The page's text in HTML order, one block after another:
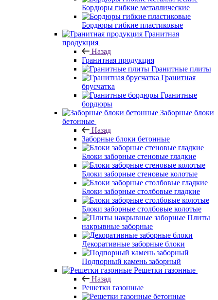
Бордюры гибкие металлические
Бордюры гибкие пластиковые
Гранитная
продукция
Назад
Гранитная продукция
Гранитные плиты
Гранитная
брусчатка
Гранитные
бордюры
Заборные блоки
бетонные
Назад
Заборные блоки бетонные
Блоки заборные стеновые гладкие
Блоки заборные стеновые колотые
Блоки заборные столбовые гладкие
Блоки заборные столбовые колотые
Плиты
накрывные заборные
Декоративные заборные блоки
Подпорный камень заборный
Решетки газонные
Назад
Решетки газонные